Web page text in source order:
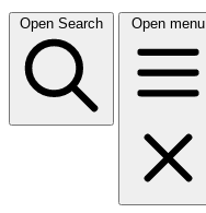
Open Search Open menu